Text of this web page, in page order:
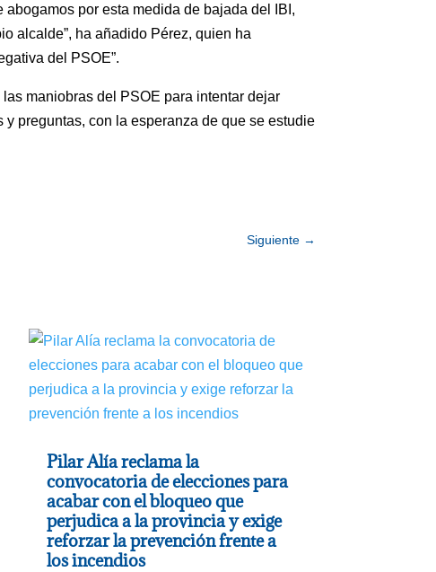
por esta medida de bajada del IBI,
alcalde”, ha añadido Pérez, quien ha
del PSOE”.
maniobras del PSOE para intentar dejar
preguntas, con la esperanza de que se estudie
Siguiente→
Pilar Alía reclama la
convocatoria de elecciones para
acabar con el bloqueo que
perjudica a la provincia y exige
reforzar la prevención frente a
los incendios